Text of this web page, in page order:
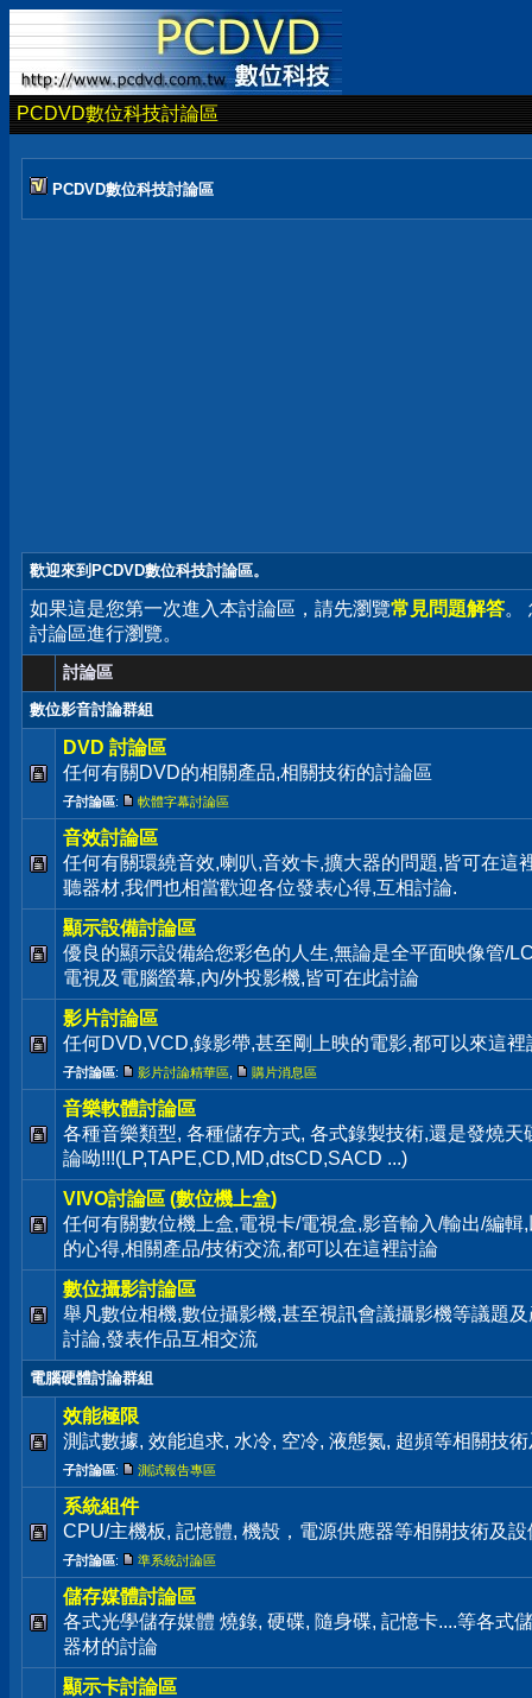
PCDVD數位科技討論區
PCDVD數位科技討論區
歡迎來到PCDVD數位科技討論區。
如果這是您第一次進入本討論區，請先瀏覽常見問題解答。
討論區進行瀏覽。
討論區
數位影音討論群組
DVD 討論區
任何有關DVD的相關產品,相關技術的討論區
子討論區: 軟體字幕討論區
音效討論區
任何有關環繞音效,喇叭,音效卡,擴大器的問題,皆可在這
聽器材,我們也相當歡迎各位發表心得,互相討論.
顯示設備討論區
優良的顯示設備給您彩色的人生,無論是全平面映像管/
電視及電腦螢幕,內/外投影機,皆可在此討論
影片討論區
任何DVD,VCD,錄影帶,甚至剛上映的電影,都可以來這裡
子討論區: 影片討論精華區 購片消息區
音樂軟體討論區
各種音樂類型, 各種儲存方式, 各式錄製技術,還是發燒天
論呦!!!(LP,TAPE,CD,MD,dtsCD,SACD ...)
VIVO討論區 (數位機上盒)
任何有關數位機上盒,電視卡/電視盒,影音輸入/輸出/編輯
的心得,相關產品/技術交流,都可以在這裡討論
數位攝影討論區
舉凡數位相機,數位攝影機,甚至視訊會議攝影機等議題
討論,發表作品互相交流
電腦硬體討論群組
效能極限
測試數據, 效能追求, 水冷, 空冷, 液態氮, 超頻等相關技
子討論區: 測試報告專區
系統組件
CPU/主機板, 記憶體, 機殼，電源供應器等相關技術及
子討論區: 準系統討論區
儲存媒體討論區
各式光學儲存媒體 燒錄, 硬碟, 隨身碟, 記憶卡....等各式
器材的討論
顯示卡討論區